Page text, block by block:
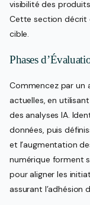
visibilité des
Cette section décrit
cible.
Phases
Commencez par un
actuelles, en
des analyses IA.
données, puis
et l’augmentation
numérique forment
pour aligner les
assurant l’adhésion